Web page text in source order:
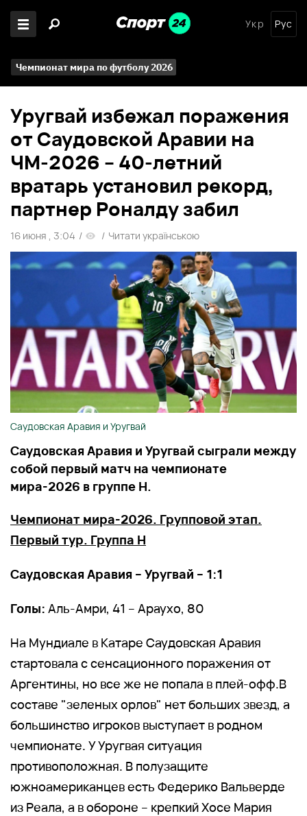
Укр Рус
Чемпионат мира по футболу 2026
Уругвай избежал поражения
от Саудовской Аравии на
ЧМ-2026 – 40-летний
вратарь установил рекорд,
партнер Роналду забил
16 июня , 3:04 / / Читати українською
Саудовская Аравия и Уругвай
Саудовская Аравия и Уругвай сыграли между
собой первый матч на чемпионате
мира-2026 в группе H.
Чемпионат мира-2026. Групповой этап.
Первый тур. Группа H
Саудовская Аравия – Уругвай – 1:1
Голы: Аль-Амри, 41 – Араухо, 80
На Мундиале в Катаре Саудовская Аравия
стартовала с сенсационного поражения от
Аргентины, но все же не попала в плей-офф.В
составе "зеленых орлов" нет больших звезд, а
большинство игроков выступает в родном
чемпионате. У Уругвая ситуация
противоположная. В полузащите
южноамериканцев есть Федерико Вальверде
из Реала, а в обороне – крепкий Хосе Мария